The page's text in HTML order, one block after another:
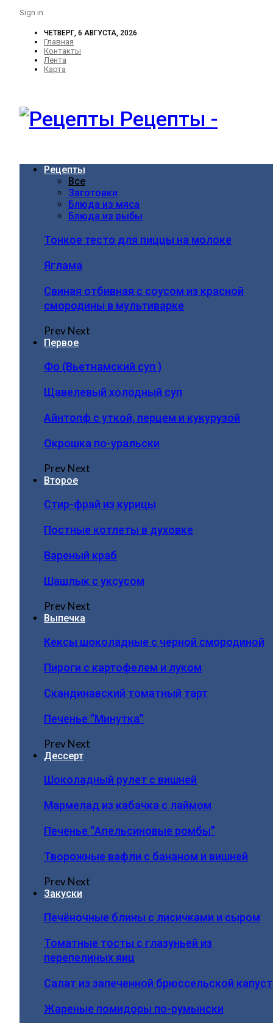
Sign in
ЧЕТВЕРГ, 6 АВГУСТА, 2026
Главная
Контакты
Лента
Карта
Рецепты -
Рецепты
Все
Заготовки
Блюда из мяса
Блюда из рыбы
Тонкое тесто для пиццы на молоке
Яглама
Свиная отбивная с соусом из красной
смородины в мультиварке
PrevNext
Первое
Фо (Вьетнамский суп )
Щавелевый холодный суп
Айнтопф с уткой, перцем и кукурузой
Окрошка по-уральски
PrevNext
Второе
Стир-фрай из курицы
Постные котлеты в духовке
Вареный краб
Шашлык с уксусом
PrevNext
Выпечка
Кексы шоколадные с черной смородиной
Пироги c картофелем и луком
Скандинавский томатный тарт
Печенье “Минутка”
PrevNext
Дессерт
Шоколадный рулет с вишней
Мармелад из кабачка с лаймом
Печенье “Апельсиновые ромбы”
Творожные вафли с бананом и вишней
PrevNext
Закуски
Печёночные блины с лисичками и сыром
Томатные тосты с глазуньей из
перепелиных яиц
Салат из запеченной брюссельской
Жареные помидоры по-румынски